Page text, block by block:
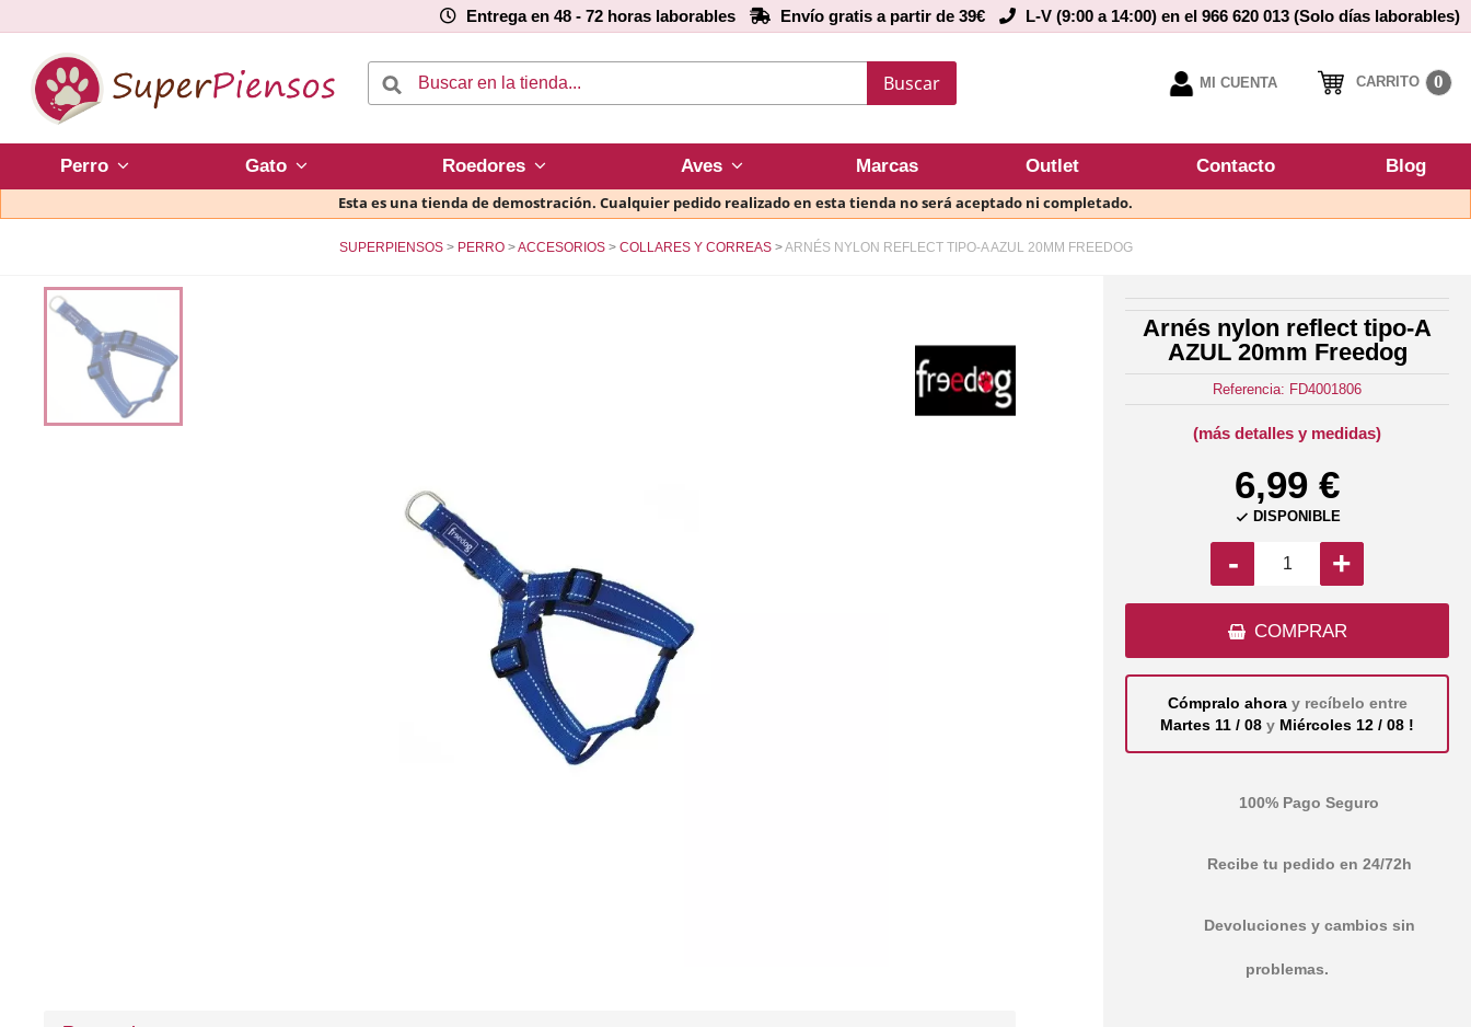
Entrega en 48 - 72 horas laborables Envío gratis a partir de 39€ L-V (9:00 a 14:00) en el 966 620 013 (Solo días laborables)
Buscar MI CUENTA CARRITO 0
Perro Gato Roedores Aves Marcas Outlet Contacto Blog
Esta es una tienda de demostración. Cualquier pedido realizado en esta tienda no será aceptado ni completado.
SUPERPIENSOS PERRO ACCESORIOS COLLARES Y CORREAS ARNÉS NYLON REFLECT TIPO-A AZUL 20MM FREEDOG
Arnés nylon reflect tipo-A
AZUL 20mm Freedog
Referencia: FD4001806
(más detalles y medidas)
6,99 €
 DISPONIBLE
- +
COMPRAR
Cómpralo ahora y recíbelo entre
Martes 11 / 08 y Miércoles 12 / 08 !
100% Pago Seguro
Recibe tu pedido en 24/72h
Devoluciones y cambios sin
problemas.